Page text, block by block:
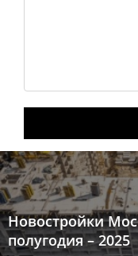
Новостройки
полугодия – 2025